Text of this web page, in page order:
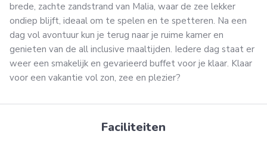
brede, zachte zandstrand van Malia, waar de zee lekker
ondiep blijft, ideaal om te spelen en te spetteren. Na een
dag vol avontuur kun je terug naar je ruime kamer en
genieten van de all inclusive maaltijden. Iedere dag staat er
weer een smakelijk en gevarieerd buffet voor je klaar. Klaar
voor een vakantie vol zon, zee en plezier?
Faciliteiten